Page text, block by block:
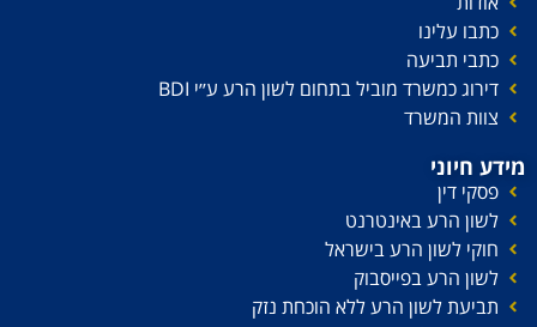
כתבו עלינו
כתבי תביעה
דירוג כמשרד מוביל בתחום לשון הרע ע׳׳י BDI
צוות המשרד
מידע חיוני
פסקי דין
לשון הרע באינטרנט
חוקי לשון הרע בישראל
לשון הרע בפייסבוק
תביעת לשון הרע ללא הוכחת נזק